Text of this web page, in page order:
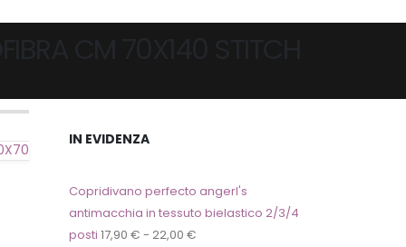
IN EVIDENZA
Copridivano perfecto angerl's
antimacchia in tessuto bielastico 2/3/4
posti 17,90 € - 22,00 €